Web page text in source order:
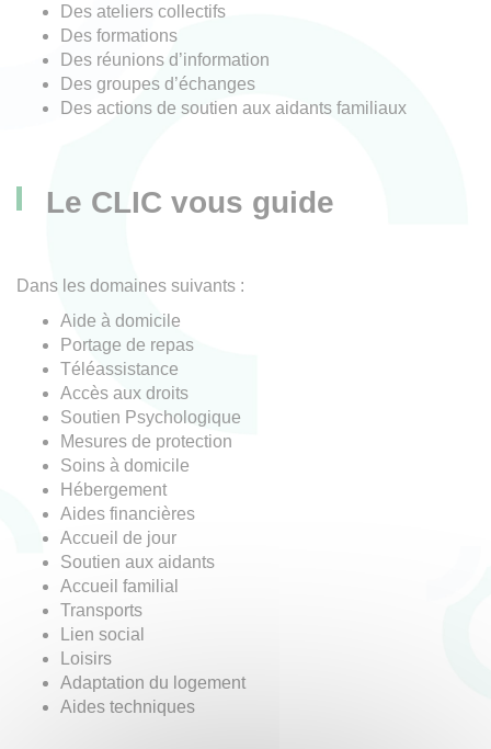
Des ateliers collectifs
Des formations
Des réunions d’information
Des groupes d’échanges
Des actions de soutien aux aidants familiaux
Le CLIC vous guide
Dans les domaines suivants :
Aide à domicile
Portage de repas
Téléassistance
Accès aux droits
Soutien Psychologique
Mesures de protection
Soins à domicile
Hébergement
Aides financières
Accueil de jour
Soutien aux aidants
Accueil familial
Transports
Lien social
Loisirs
Adaptation du logement
Aides techniques